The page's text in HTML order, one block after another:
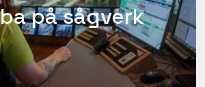
på sågverk